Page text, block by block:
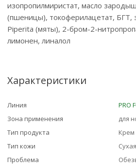
изопропилмиристат, масло
(пшеницы), токоферилацетат, БГТ,
Piperita (мяты), 2-бром-2-
лимонен, линалол
Характеристики
Линия
PRO
Зона применения
для
Тип продукта
Крем
Тип кожи
Проблема